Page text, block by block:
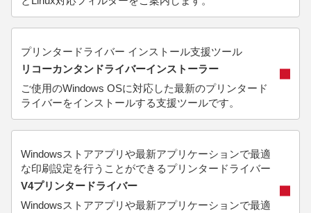
プリンタードライバー インストール支援ツール
リコーカンタンドライバーインストーラー
ご使用のWindows OSに対応した最新のプリンタード
ライバーをインストールする支援ツールです。
Windowsストアアプリや最新アプリケーションで最適
な印刷設定を行うことができるプリンタードライバー
V4プリンタードライバー
Windowsストアアプリや最新アプリケーションで最適